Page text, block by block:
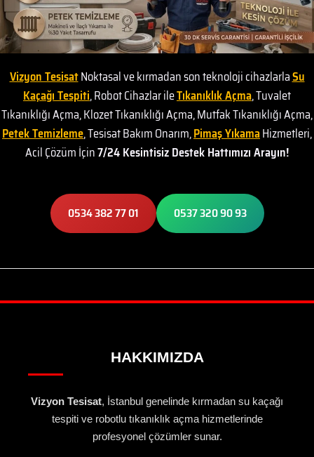
Vizyon TesisatNoktasal ve kırmadan son teknoloji cihazlarlaSu
Kaçağı Tespiti, Robot Cihazlar ileTıkanıklık Açma, Tuvalet
Tıkanıklığı Açma, Klozet Tıkanıklığı Açma, Mutfak Tıkanıklığı Açma,
Petek Temizleme, Tesisat Bakım Onarım,Pimaş YıkamaHizmetleri,
Acil Çözüm İçin7/24 Kesintisiz Destek Hattımızı Arayın!
0534 382 77 01 0537 320 90 93
HAKKIMIZDA
Vizyon Tesisat, İstanbul genelinde kırmadan su kaçağı
tespiti ve robotlu tıkanıklık açma hizmetlerinde
profesyonel çözümler sunar.